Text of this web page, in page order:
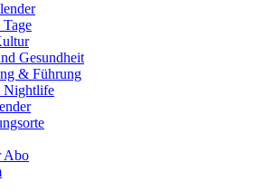
Tage
Gesundheit
& Führung
Nightlife
Abo